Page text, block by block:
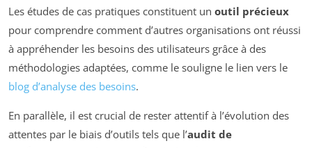
Les études de cas pratiques constituent un outil précieux
pour comprendre comment d’autres organisations ont réussi
à appréhender les besoins des utilisateurs grâce à des
méthodologies adaptées, comme le souligne le lien vers le
blog d’analyse des besoins.
En parallèle, il est crucial de rester attentif à l’évolution des
attentes par le biais d’outils tels que l’audit de